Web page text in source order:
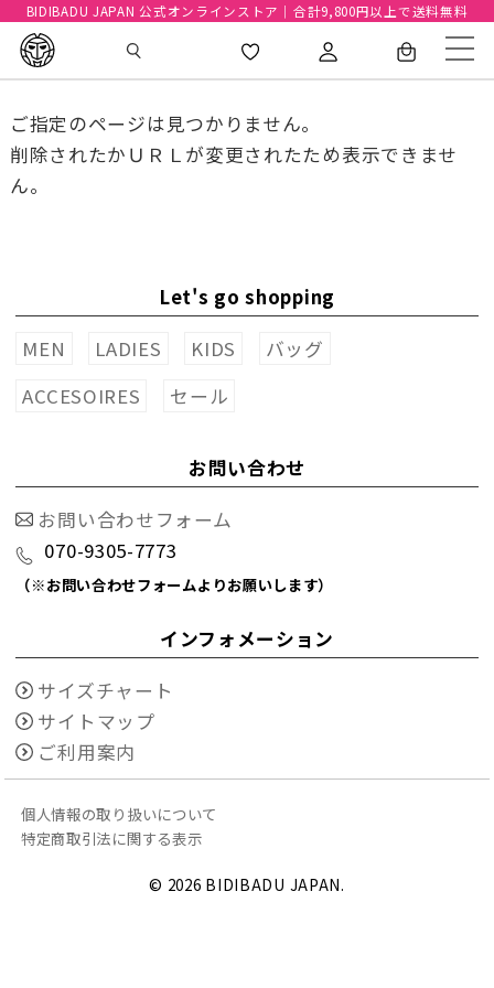
BIDIBADU JAPAN 公式オンラインストア｜合計9,800円以上で送料無料
ご指定のページは見つかりません。
削除されたかＵＲＬが変更されたため表示できませ
ん。
Let's go shopping
MEN
LADIES KIDS
バッグ
ACCESOIRES
セール
お問い合わせ
お問い合わせフォーム
070-9305-7773
（※お問い合わせフォームよりお願いします）
インフォメーション
サイズチャート
サイトマップ
ご利用案内
© 2026 BIDIBADU JAPAN.
個人情報の取り扱いについて
特定商取引法に関する表示